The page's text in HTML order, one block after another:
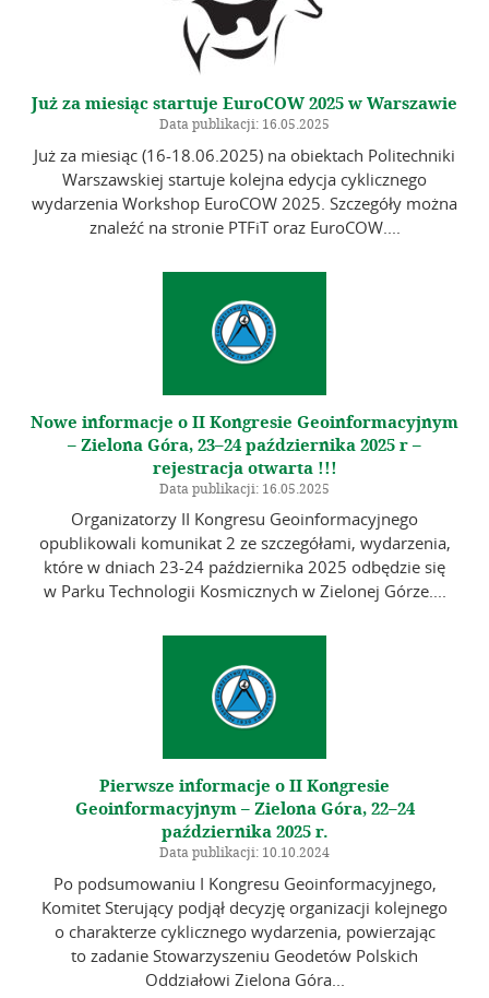
Już za miesiąc startuje EuroCOW 2025 w Warszawie
Data publikacji: 16.05.2025
Już za miesiąc (16-18.06.2025) na obiektach Politechniki
Warszawskiej startuje kolejna edycja cyklicznego
wydarzenia Workshop EuroCOW 2025. Szczegóły można
znaleźć na stronie PTFiT oraz EuroCOW....
Nowe informacje o II Kongresie Geoinformacyjnym
– Zielona Góra, 23–24 października 2025 r –
rejestracja otwarta !!!
Data publikacji: 16.05.2025
Organizatorzy II Kongresu Geoinformacyjnego
opublikowali komunikat 2 ze szczegółami, wydarzenia,
które w dniach 23-24 października 2025 odbędzie się
w Parku Technologii Kosmicznych w Zielonej Górze....
Pierwsze informacje o II Kongresie
Geoinformacyjnym – Zielona Góra, 22–24
października 2025 r.
Data publikacji: 10.10.2024
Po podsumowaniu I Kongresu Geoinformacyjnego,
Komitet Sterujący podjął decyzję organizacji kolejnego
o charakterze cyklicznego wydarzenia, powierzając
to zadanie Stowarzyszeniu Geodetów Polskich
Oddziałowi Zielona Góra...